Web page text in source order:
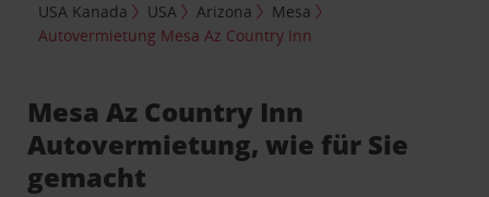
USA Kanada
USA Arizona
Mesa
Autovermietung Mesa Az Country Inn
Mesa Az Country Inn
Autovermietung, wie für Sie
gemacht